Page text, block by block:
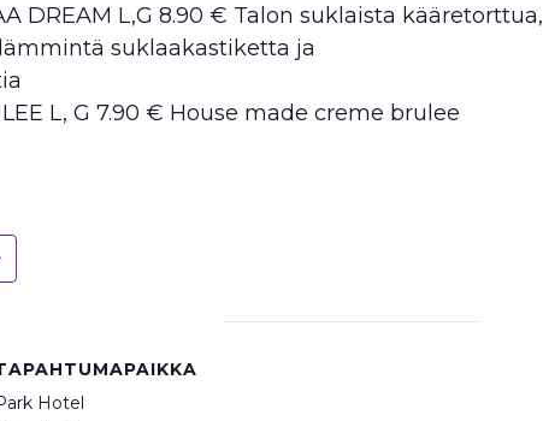
DREAM L,G 8.90 € Talon suklaista kääretorttua,
suklaakastiketta ja
L, G 7.90 € House made creme brulee
Hotel